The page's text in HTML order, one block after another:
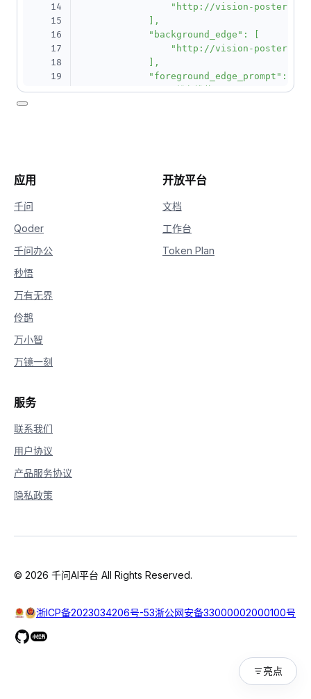
14
15
16
17
18
19
20
32
35
"http://vision-
            ],
            "background_edge": [
"http://vision-
            ],
            "foreground_edge_prompt": [
                "粉色桃花",
    "parameters": {
        "ref_prompt_weight": 0.5,
亮点
应用
千问
Qoder
千问办公
秒悟
万有无界
伶鹊
万小智
万镜一刻
开放平台
文档
工作台
Token Plan
服务
联系我们
用户协议
产品服务协议
隐私政策
© 2026 千问AI平台 All Rights Reserved.
浙ICP备2023034206号-53浙公网安备33000002000100号